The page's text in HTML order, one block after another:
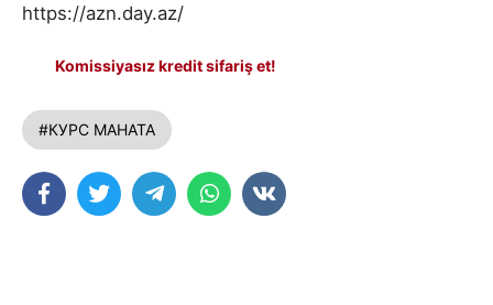
https://azn.day.az/
Komissiyasız kredit sifariş et!
#КУРС МАНАТА